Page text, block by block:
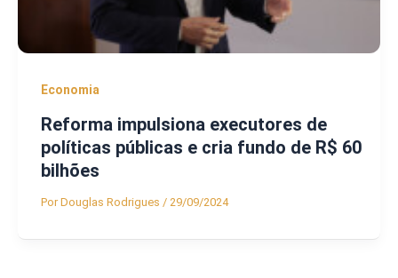
Economia
Reforma impulsiona executores de
políticas públicas e cria fundo de R$ 60
bilhões
PorDouglas Rodrigues / 29/09/2024